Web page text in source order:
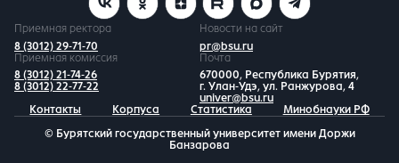
Приемная ректора
8 (3012) 29-71-70
Новости на сайт
pr@bsu.ru
Приемная комиссия
8 (3012) 21-74-26
8 (3012) 22-77-22
Почта
670000, Республика Бурятия,
г. Улан-Удэ, ул. Ранжурова, 4
univer@bsu.ru
Контакты
Корпуса Статистика Минобнауки РФ
© Бурятский государственный университет имени Доржи
Банзарова